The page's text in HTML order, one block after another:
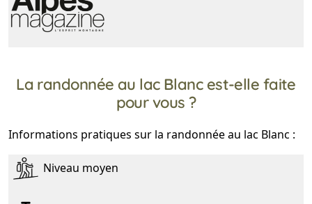
La randonnée au lac Blanc est-elle faite
pour vous ?
Informations pratiques sur la randonnée au lac Blanc :
Niveau moyen